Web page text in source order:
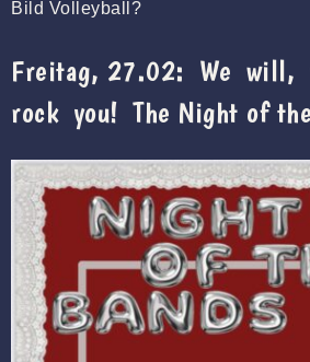
Bild Volleyball?
Freitag, 27.02: We will,
rock you! The Night of